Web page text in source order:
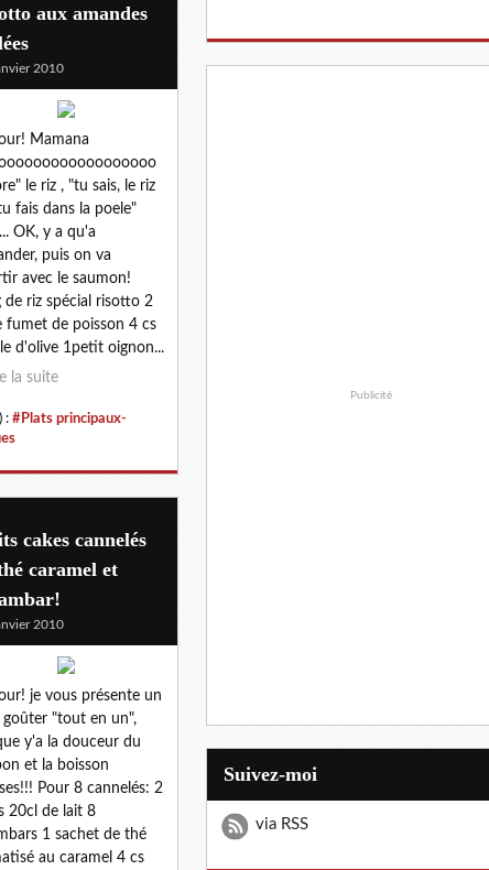
aux amandes
2010
Mamana
le riz , "tu sais, le riz
fais dans la poele"
OK, y a qu'a
puis on va
avec le saumon!
de riz spécial risotto 2
fumet de poisson 4 cs
d'olive 1petit oignon...
la suite
: #Plats principaux-
cakes cannelés
caramel et
2010
je vous présente un
"tout en un",
y'a la douceur du
et la boisson
Pour 8 cannelés: 2
20cl de lait 8
1 sachet de thé
au caramel 4 cs
Publicité
Suivez-moi
via RSS